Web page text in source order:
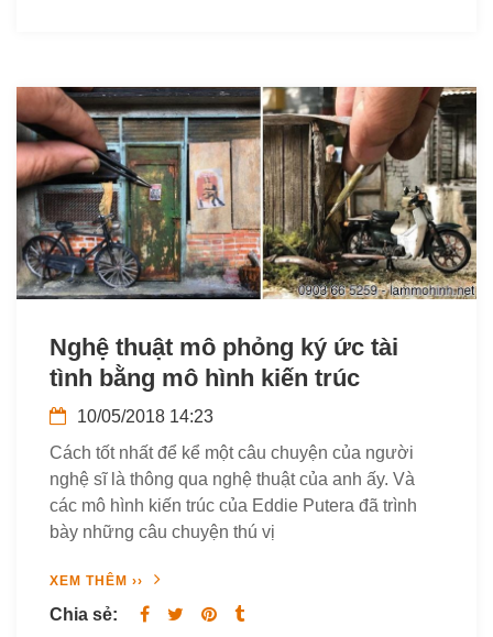
Nghệ thuật mô phỏng ký ức tài
tình bằng mô hình kiến trúc
10/05/2018 14:23
Cách tốt nhất để kể một câu chuyện của người
nghệ sĩ là thông qua nghệ thuật của anh ấy. Và
các mô hình kiến trúc của Eddie Putera đã trình
bày những câu chuyện thú vị
XEM THÊM ››
Chia sẻ: